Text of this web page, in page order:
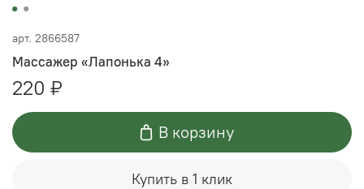
арт. 2866587
Массажер «Лапонька 4»
220 ₽
В корзину
Купить в 1 клик